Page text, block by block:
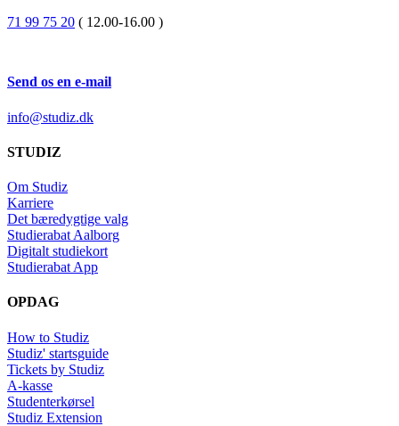
71 99 75 20 ( 12.00-16.00 )
Send os en e-mail
info@studiz.dk
STUDIZ
Om Studiz
Karriere
Det bæredygtige valg
Studierabat Aalborg
Digitalt studiekort
Studierabat App
OPDAG
How to Studiz
Studiz' startsguide
Tickets by Studiz
A-kasse
Studenterkørsel
Studiz Extension